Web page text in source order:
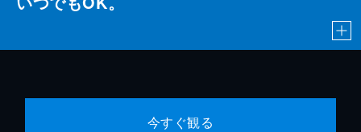
今すぐ観る